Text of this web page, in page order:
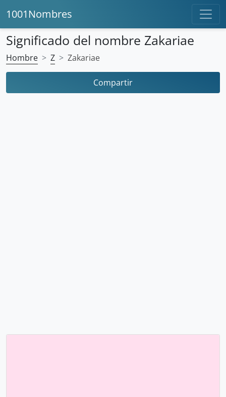
1001Nombres
Significado del nombre Zakariae
Hombre Z Zakariae
Compartir